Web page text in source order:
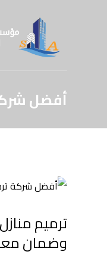
أفضل
ترميم
وضمان معتمد